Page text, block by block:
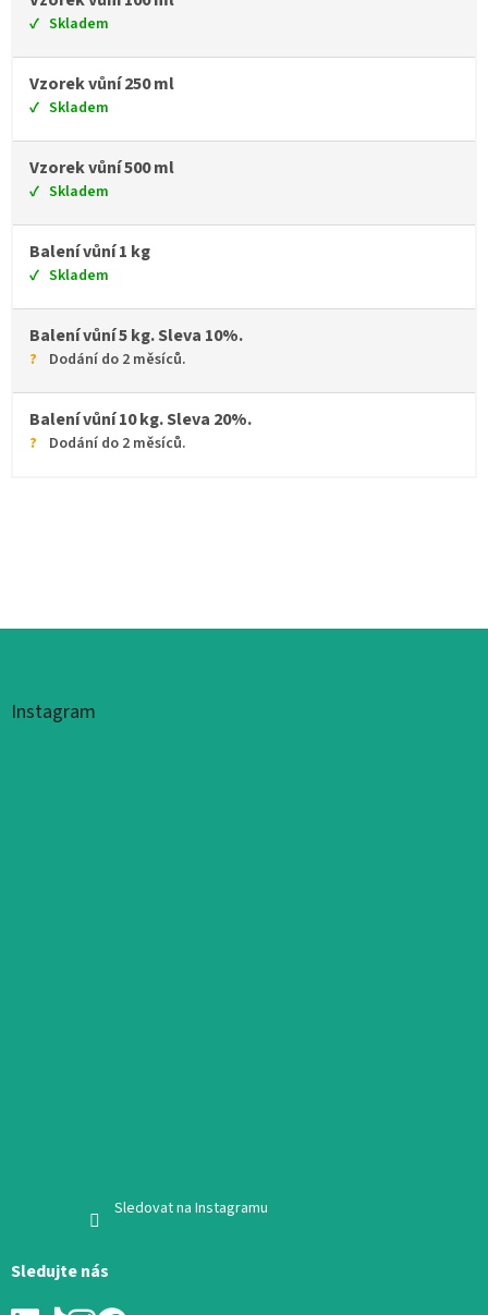
Skladem
Vzorek vůní 250 ml
Skladem
Vzorek vůní 500 ml
Skladem
Balení vůní 1 kg
Skladem
Balení vůní 5 kg. Sleva 10%.
Dodání do 2 měsíců.
Balení vůní 10 kg. Sleva 20%.
Dodání do 2 měsíců.
Instagram
Sledovat na Instagramu
Sledujte nás